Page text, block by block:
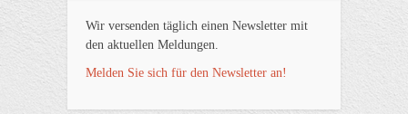
Wir versenden täglich einen Newsletter mit
den aktuellen Meldungen.
Melden Sie sich für den Newsletter an!